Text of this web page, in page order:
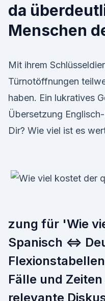
da
Menschen
Mit ihrem
Türnotöffnungen
haben. Ein lukratives
Übersetzung
Dir? Wie viel ist es
zung für 'Wie
Spanisch ⇔
Fälle und
relevante